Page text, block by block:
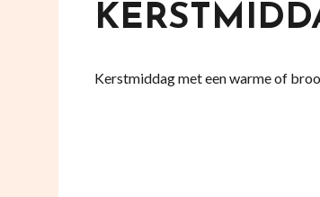
Kerstmiddag met een warme of